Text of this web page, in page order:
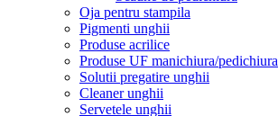
Oja pentru stampila
Pigmenti unghii
Produse acrilice
Produse UF manichiura/pedichiura
Solutii pregatire unghii
Cleaner unghii
Servetele unghii